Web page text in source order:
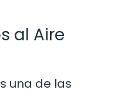
al Aire
una de las